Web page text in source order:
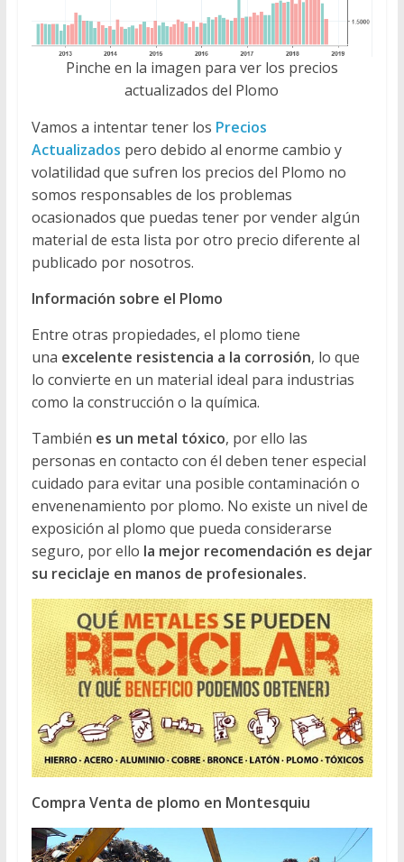
Pinche en la imagen para ver los precios
actualizados del Plomo
Vamos a intentar tener los Precios
Actualizados pero debido al enorme cambio y
volatilidad que sufren los precios del Plomo no
somos responsables de los problemas
ocasionados que puedas tener por vender algún
material de esta lista por otro precio diferente al
publicado por nosotros.
Información sobre el Plomo
Entre otras propiedades, el plomo tiene
una excelente resistencia a la corrosión, lo que
lo convierte en un material ideal para industrias
como la construcción o la química.
También es un metal tóxico, por ello las
personas en contacto con él deben tener especial
cuidado para evitar una posible contaminación o
envenenamiento por plomo. No existe un nivel de
exposición al plomo que pueda considerarse
seguro, por ello la mejor recomendación es dejar
su reciclaje en manos de profesionales.
Compra Venta de plomo en Montesquiu